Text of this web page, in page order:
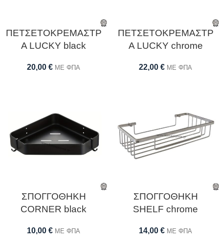
ΠΕΤΣΕΤΟΚΡΕΜΑΣΤΡ
Α LUCKY black
20,00 € ΜΕ ΦΠΑ
ΠΕΤΣΕΤΟΚΡΕΜΑΣΤΡ
Α LUCKY chrome
22,00 € ΜΕ ΦΠΑ
ΣΠΟΓΓΟΘΗΚΗ
CORNER black
10,00 € ΜΕ ΦΠΑ
ΣΠΟΓΓΟΘΗΚΗ
SHELF chrome
14,00 € ΜΕ ΦΠΑ